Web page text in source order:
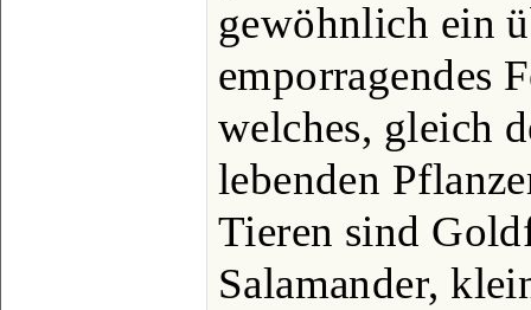
gewöhnlich ein
emporragendes
welches, gleich
lebenden
Tieren sind
Salamander,